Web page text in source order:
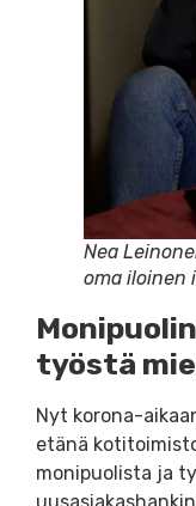
Nea
oma iloinen
työstä
Nyt korona-
etänä
monipuolista ja